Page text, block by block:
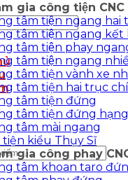
gia công tiện CNC
tâm tiện ngang hai
tâm tiện ngang kết
tâm tiện phay
tâm tiện ngang
tâm tiện vành xe
tâm tiện hai trục
tâm tiện đứng
tâm tiện đứng
tâm mài ngang
tiện kiểu Thụy Sĩ
gia công phay
tâm khoan taro